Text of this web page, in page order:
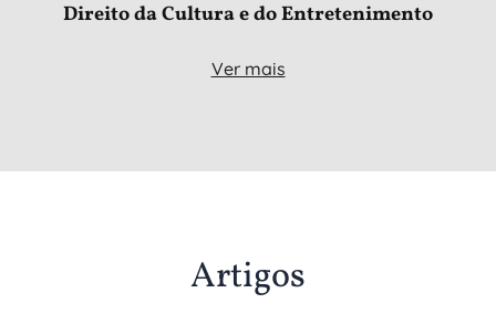
Direito da Cultura e doEntretenimento
Ver mais
Artigos